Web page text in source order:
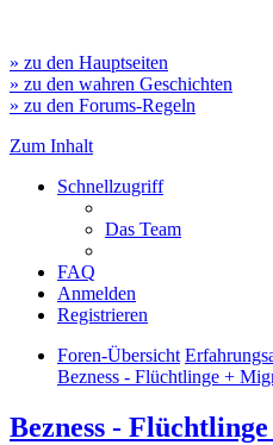
» zu den Hauptseiten
» zu den wahren Geschichten
» zu den Forums-Regeln
Zum Inhalt
Schnellzugriff
Das Team
FAQ
Anmelden
Registrieren
Foren-Übersicht
Bezness - Flüchtlinge +
Bezness -